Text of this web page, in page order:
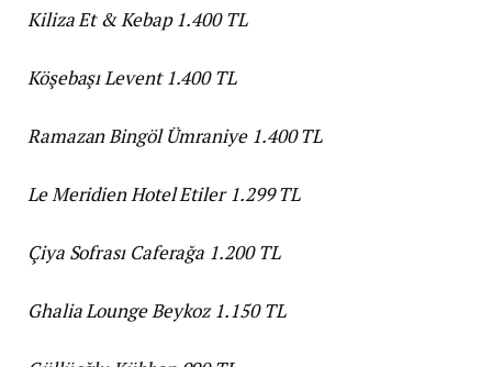
Kiliza Et & Kebap 1.400 TL
Köşebaşı Levent 1.400 TL
Ramazan Bingöl Ümraniye 1.400 TL
Le Meridien Hotel Etiler 1.299 TL
Çiya Sofrası Caferağa 1.200 TL
Ghalia Lounge Beykoz 1.150 TL